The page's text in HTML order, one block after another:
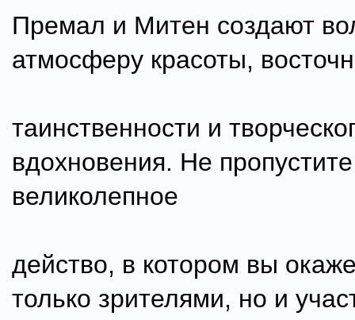
Премал и Митен создают
атмосферу красоты,
таинственности и
вдохновения. Не
великолепное
действо, в котором вы
только зрителями, но и